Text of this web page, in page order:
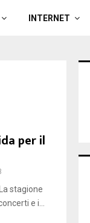
INTERNET
per il
stagione
e i...